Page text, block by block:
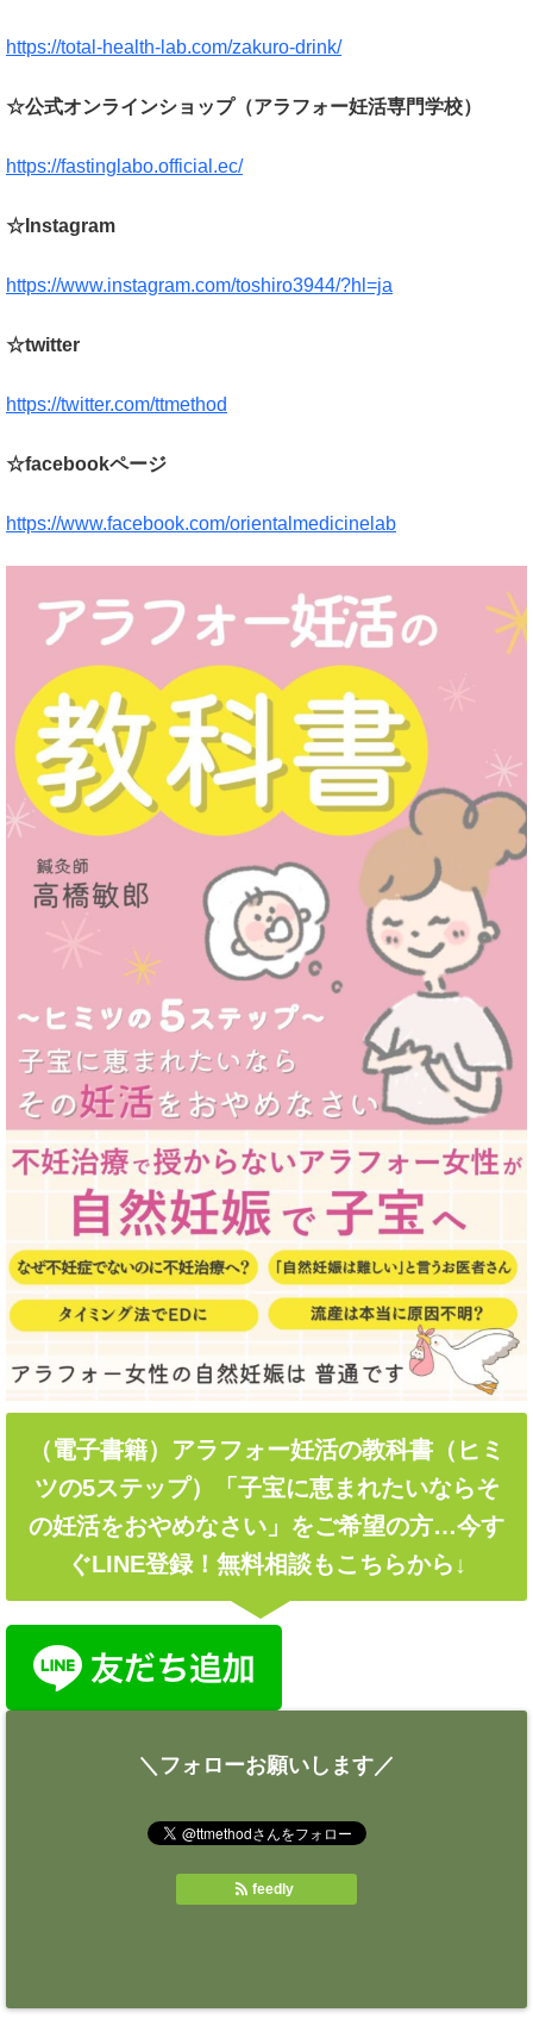
https://total-health-lab.com/zakuro-drink/
☆公式オンラインショップ（アラフォー妊活専門学校）
https://fastinglabo.official.ec/
☆Instagram
https://www.instagram.com/toshiro3944/?hl=ja
☆twitter
https://twitter.com/ttmethod
☆facebookページ
https://www.facebook.com/orientalmedicinelab
（電子書籍）アラフォー妊活の教科書（ヒミ
ツの5ステップ）「子宝に恵まれたいならそ
の妊活をおやめなさい」をご希望の方…今す
ぐLINE登録！無料相談もこちらから↓
＼フォローお願いします／
feedly